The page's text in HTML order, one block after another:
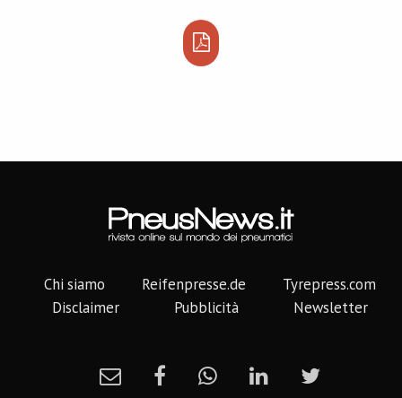
Chi siamo Reifenpresse.de
Tyrepress.com
Disclaimer
Pubblicità Newsletter